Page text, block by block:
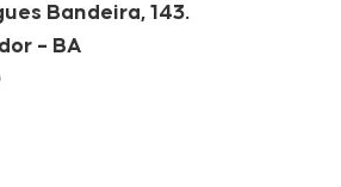
Bandeira, 143.
– BA